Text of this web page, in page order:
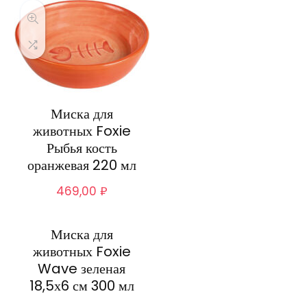
Миска для
животных Foxie
Рыбья кость
оранжевая 220 мл
469,00 ₽
Миска для
животных Foxie
Wave зеленая
18,5х6 см 300 мл